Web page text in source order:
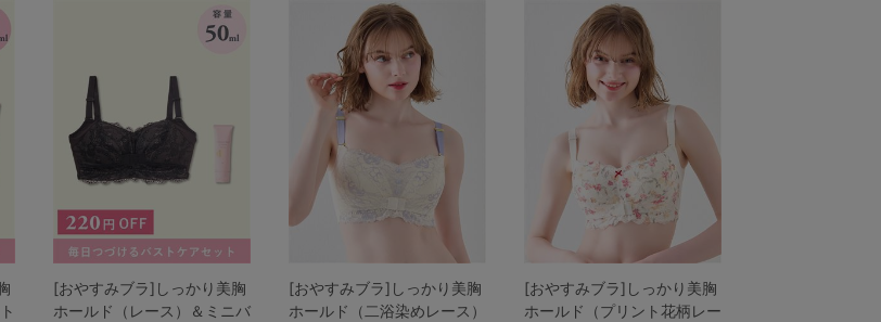
[おやすみブラ]しっかり美胸
ホールド（レース）＆ミニバ
[おやすみブラ]しっかり美胸
ホールド（二浴染めレース）
[おやすみブラ]しっかり美胸
ホールド（プリント花柄レー